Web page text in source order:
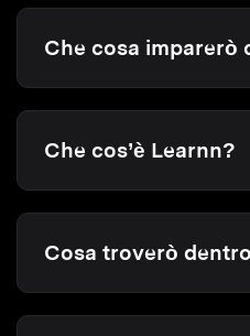
Che cosa imparerò
Che cos’è Learnn?
Cosa troverò